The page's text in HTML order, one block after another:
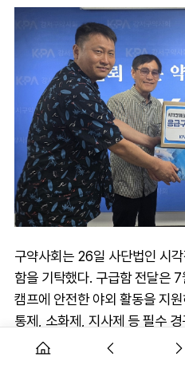
구약사회는 26일 사단법인 시
함을 기탁했다. 구급함 전달은
캠프에 안전한 야외 활동을 지
통제, 소화제, 지사제 등 필수
스, 밴드류 등이 담겼다.